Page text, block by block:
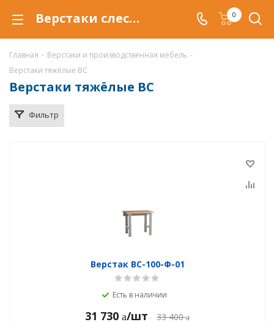
Верстаки слесарные ВС купить по низкой цене в Уфе 0
Главная - Верстаки и производственная мебель -
Верстаки тяжёлые ВС
Верстаки тяжёлые ВС
Фильтр
Верстак ВС-100-Ф-01
Есть в наличии
31 730 /шт 33 400